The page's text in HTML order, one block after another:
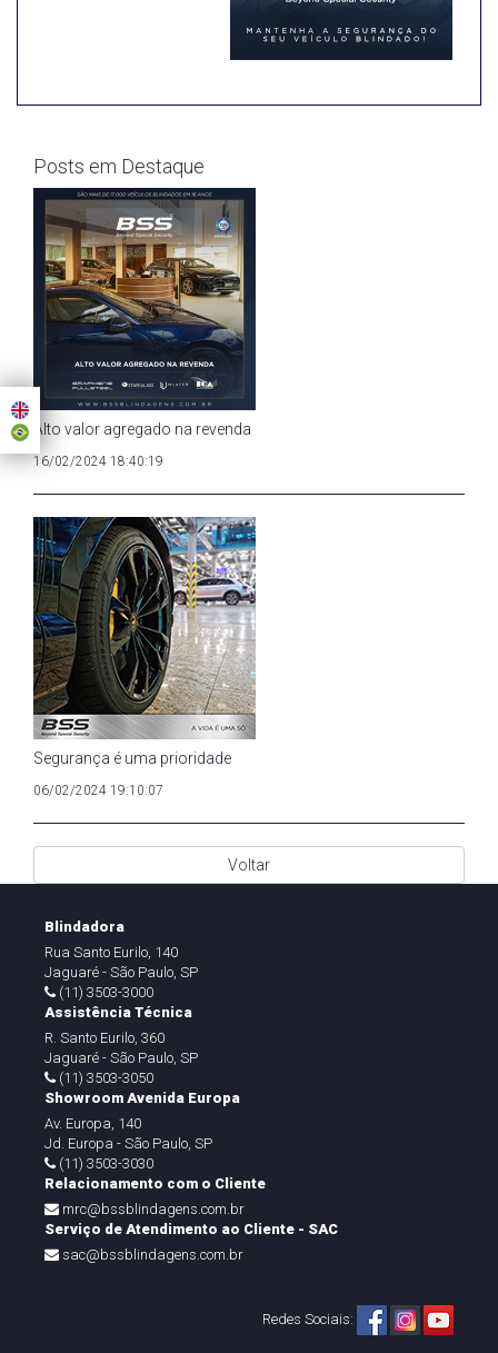
Posts em Destaque
Alto valor agregado na revenda
16/02/2024 18:40:19
Segurança é uma prioridade
06/02/2024 19:10:07
Voltar
Blindadora
Rua Santo Eurilo, 140
Jaguaré - São Paulo, SP
(11) 3503-3000
Assistência Técnica
R. Santo Eurilo, 360
Jaguaré - São Paulo, SP
(11) 3503-3050
Showroom Avenida Europa
Av. Europa, 140
Jd. Europa - São Paulo, SP
(11) 3503-3030
Relacionamento com o Cliente
mrc@bssblindagens.com.br
Serviço de Atendimento ao Cliente - SAC
sac@bssblindagens.com.br
Redes Sociais: